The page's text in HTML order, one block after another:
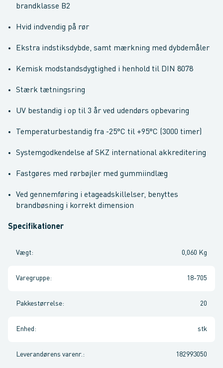
brandklasse B2
Hvid indvendig på rør
Ekstra indstiksdybde, samt mærkning med dybdemåler
Kemisk modstandsdygtighed i henhold til DIN 8078
Stærk tætningsring
UV bestandig i op til 3 år ved udendørs opbevaring
Temperaturbestandig fra -25°C til +95°C (3000 timer)
Systemgodkendelse af SKZ international akkreditering
Fastgøres med rørbøjler med gummiindlæg
Ved gennemføring i etageadskillelser, benyttes
brandbøsning i korrekt dimension
Specifikationer
Vægt: 0,060 Kg
Varegruppe: 18-705
Pakkestørrelse: 20
Enhed : stk
Leverandørens varenr. : 182993050